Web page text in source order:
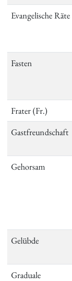
Evangelische Räte
Fasten
Frater (Fr.)
Gastfreundschaft
Gehorsam
Gelübde
Graduale